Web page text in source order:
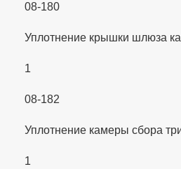
08-180
Уплотнение крышки шлюза
1
08-182
Уплотнение камеры сбора
1